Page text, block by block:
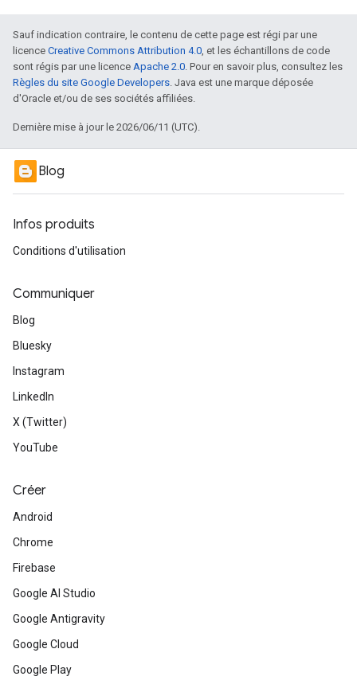
Sauf indication contraire, le contenu de cette page est régi par une
licence Creative Commons Attribution 4.0 , et les échantillons de code
sont régis par une licence Apache 2.0 . Pour en savoir plus, consultez les
Règles du site Google Developers . Java est une marque déposée
d'Oracle et/ou de ses sociétés affiliées.
Dernière mise à jour le 2026/06/11 (UTC).
Blog
Infos produits
Conditions d'utilisation
Communiquer
Blog
Bluesky
Instagram
LinkedIn
X (Twitter)
YouTube
Créer
Android
Chrome
Firebase
Google AI Studio
Google Antigravity
Google Cloud
Google Play